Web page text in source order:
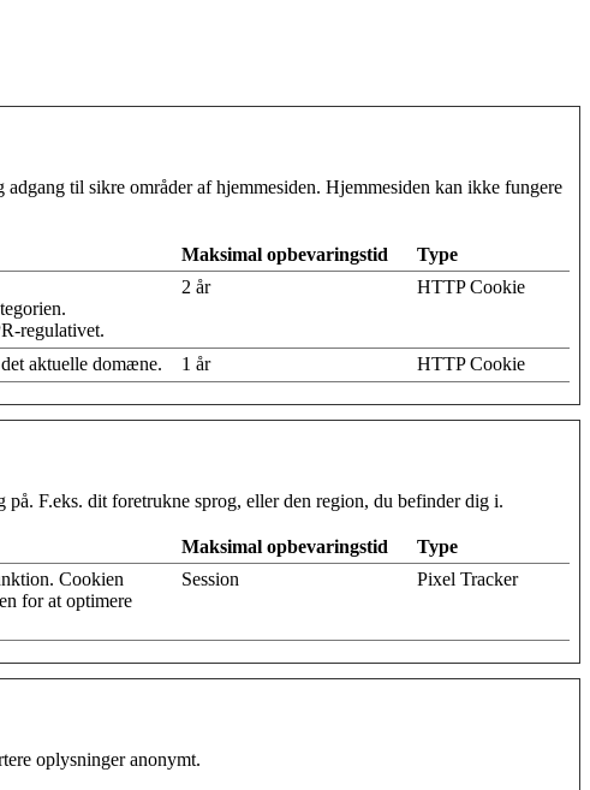
til sikre områder af hjemmesiden. Hjemmesiden kan ikke fungere
Maksimal opbevaringstid
Type
regulativet.
2 år HTTP Cookie
aktuelle domæne. 1 år HTTP Cookie
F.eks. dit foretrukne sprog, eller den region, du befinder dig i.
Maksimal opbevaringstid
Type
Cookien
for at optimere
Session Pixel Tracker
oplysninger anonymt.